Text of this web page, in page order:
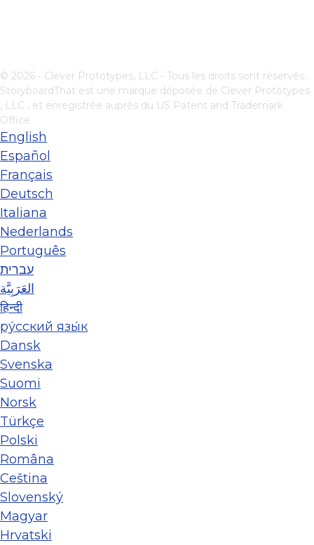
© 2026 - Clever Prototypes, LLC - Tous les droits sont réservés.
StoryboardThat est une marque déposée de Clever Prototypes
, LLC , et enregistrée auprès du US Patent and Trademark
Office
English
Español
Français
Deutsch
Italiana
Nederlands
Português
עברית
العَرَبِيَّة
हिन्दी
ру́сский язы́к
Dansk
Svenska
Suomi
Norsk
Türkçe
Polski
Româna
Ceština
Slovenský
Magyar
Hrvatski